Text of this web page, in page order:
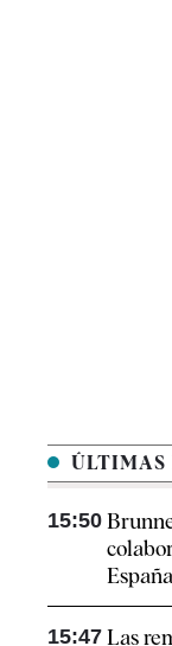
ÚLTIMAS
15:50
15:47 Las